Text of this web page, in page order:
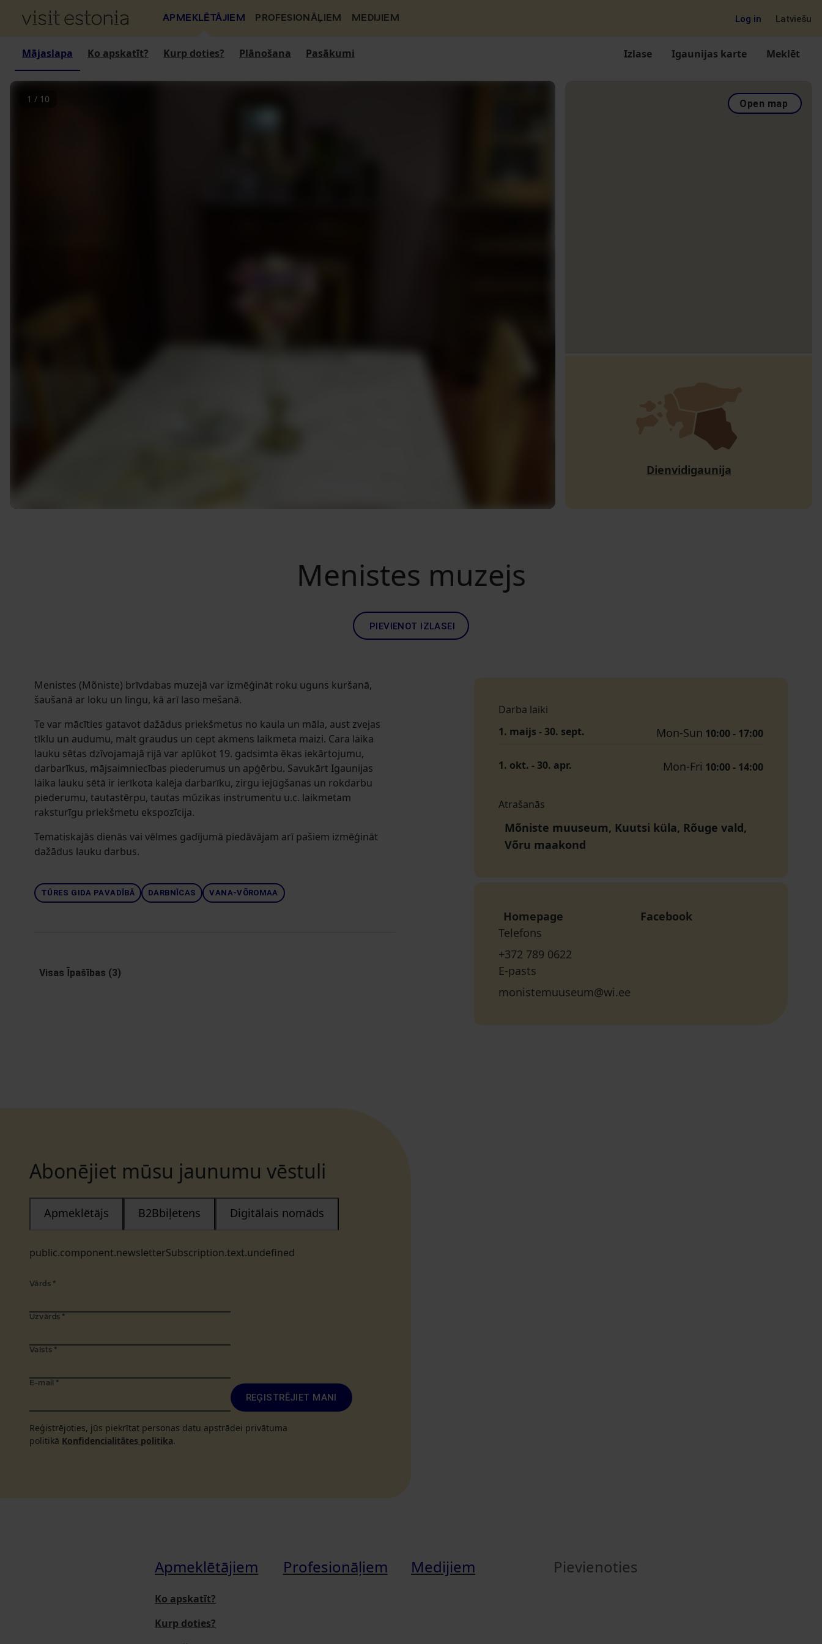
APMEKLĒTĀJIEM PROFESIONĀĻIEM MEDIJIEM Log in Latviešu
Mājaslapa Ko apskatīt? Kurp doties? Plānošana Pasākumi Izlase Igaunijas karte Meklēt
1 / 10 Open map
Dienvidigaunija
Menistes muzejs
PIEVIENOT IZLASEI
Menistes (Mõniste) brīvdabas muzejā var izmēģināt roku uguns kuršanā,
šaušanā ar loku un lingu, kā arī laso mešanā.
Te var mācīties gatavot dažādus priekšmetus no kaula un māla, aust zvejas
tīklu un audumu, malt graudus un cept akmens laikmeta maizi. Cara laika
lauku sētas dzīvojamajā rijā var aplūkot 19. gadsimta ēkas iekārtojumu,
darbarīkus, mājsaimniecības piederumus un apģērbu. Savukārt Igaunijas
laika lauku sētā ir ierīkota kalēja darbarīku, zirgu iejūgšanas un rokdarbu
piederumu, tautastērpu, tautas mūzikas instrumentu u.c. laikmetam
raksturīgu priekšmetu ekspozīcija.
Tematiskajās dienās vai vēlmes gadījumā piedāvājam arī pašiem izmēģināt
dažādus lauku darbus.
TŪRES GIDA PAVADĪBĀ DARBNĪCAS VANA-VÕROMAA
Visas Īpašības (3)
Darba laiki
1. maijs - 30. sept.
Mon-Sun 10:00 - 17:00
1. okt. - 30. apr. Mon-Fri 10:00 - 14:00
Atrašanās
Mõniste muuseum, Kuutsi küla, Rõuge vald,
Võru maakond
Homepage
Facebook
Telefons
+372 789 0622
E-pasts
monistemuuseum@wi.ee
Abonējiet mūsu jaunumu vēstuli
public.component.newsletterSubscription.text.undefined
Apmeklētājs B2Bbiļetens Digitālais nomāds
Vārds *
Uzvārds *
Valsts *
E-mail *
REĢISTRĒJIET MANI
Reģistrējoties, jūs piekrītat personas datu apstrādei privātuma
politikā Konfidencialitātes politika.
Apmeklētājiem
Ko apskatīt?
Kurp doties?
Profesionāļiem Medijiem Pievienoties